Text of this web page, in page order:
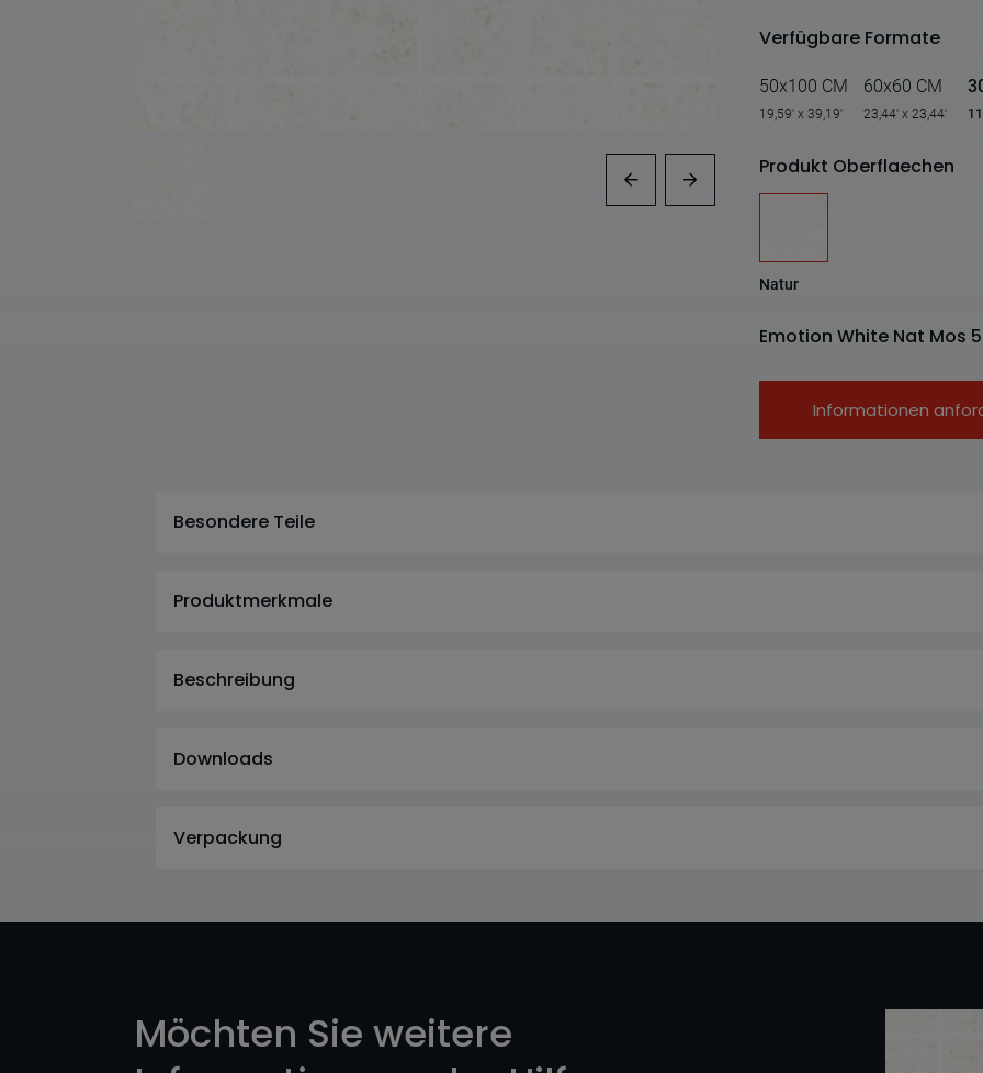
Verfügbare Formate
50x100 CM
19,59' x 39,19'
60x60 CM
23,44' x 23,44'
Produkt Oberflaechen
Natur
Emotion White Nat Mos
Informationen
Besondere Teile
Produktmerkmale
Beschreibung
Downloads
Verpackung
Möchten Sie weitere